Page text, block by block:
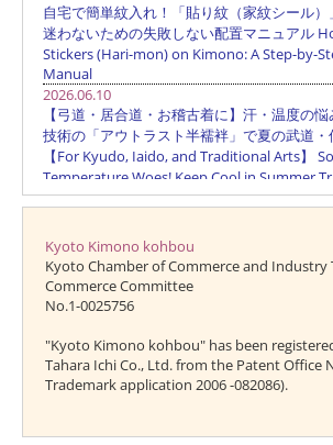
Kyoto Kimono kohbou
Kyoto Chamber of Commerce and Industry
Commerce Committee
No.1-0025756
"Kyoto Kimono kohbou" has been
Tahara Ichi Co., Ltd. from the Patent Office
Trademark application 2006 -082086).